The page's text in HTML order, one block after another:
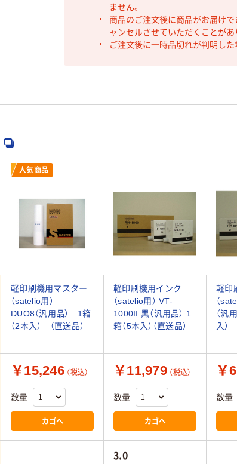
ません。
商品のご注文後に商品がお届け
ャンセルさせていただくことがあ
ご注文後に一時品切れが判明した
人気商品
軽印刷機用マスター
（satelio用）
DUO8（汎用品） 1箱
（2本入） （直送品）
軽印刷機用インク
（satelio用） VT-
1000II 黒（汎用品） 1
箱（5本入）（直送品）
軽印
（
（汎
入）
￥15,246 （税込）
数量
カゴへ
￥11,979 （税込）
数量
カゴへ
￥
数量
3.0